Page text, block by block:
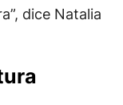
dice Natalia